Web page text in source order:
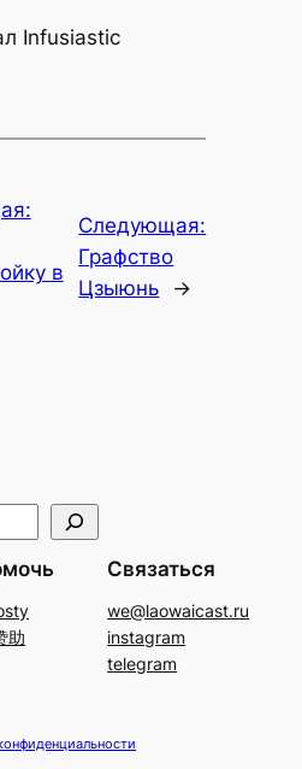
Infusiastic
в
Следующая:
Графство
Цзыюнь
→
助
Связаться
we@laowaicast.ru
instagram
telegram